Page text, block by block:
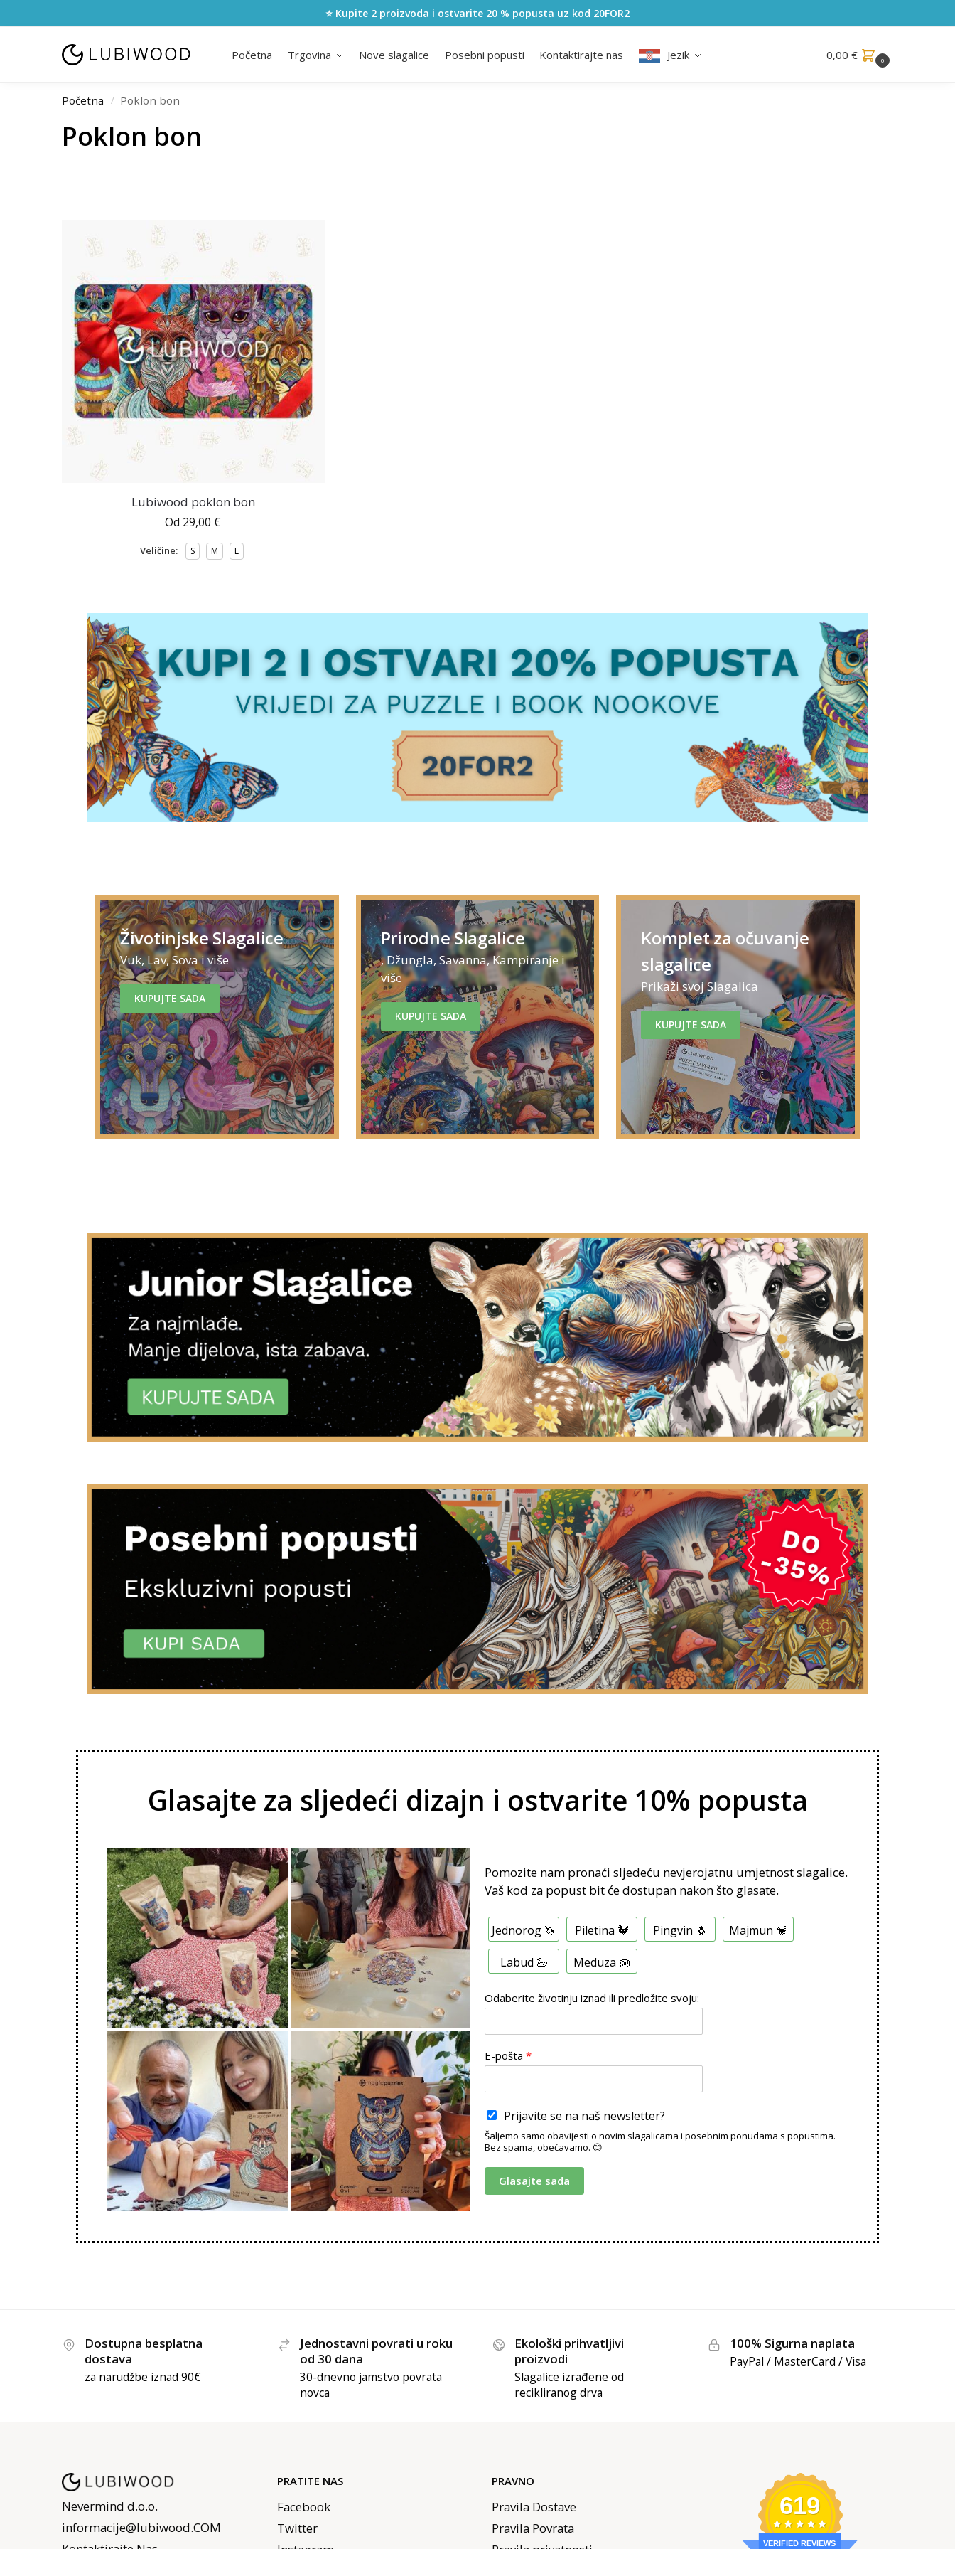
⭐ Kupite 2 proizvoda i ostvarite 20 % popusta uz kod 20FOR2
Početna Trgovina Nove slagalice Posebni popusti Kontaktirajte nas Jezik 0,00 € 0
Početna / Poklon bon
Poklon bon
Lubiwood poklon bon
Od 29,00 €
Veličine: S M L
Životinjske Slagalice
Vuk, Lav, Sova i više
KUPUJTE SADA
Prirodne Slagalice
, Džungla, Savanna, Kampiranje i
više
KUPUJTE SADA
Komplet za očuvanje
slagalice
Prikaži svoj Slagalica
KUPUJTE SADA
Glasajte za sljedeći dizajn i ostvarite 10% popusta
Pomozite nam pronaći sljedeću nevjerojatnu umjetnost slagalice.
Vaš kod za popust bit će dostupan nakon što glasate.
V
š
s
r
i
z
o
r
Jednorog 🦄 Piletina 🐓 Pingvin 🐧 Majmun 🐒
Labud 🦢 Meduza 🪼
Odaberite životinju iznad ili predložite svoju:
E-pošta *
Prijavite se na naš newsletter?
Šaljemo samo obavijesti o novim slagalicama i posebnim ponudama s popustima.
Bez spama, obećavamo. 😊
Glasajte sada
Dostupna besplatna
dostava
za narudžbe iznad 90€
Jednostavni povrati u roku
od 30 dana
30-dnevno jamstvo povrata
novca
Ekološki prihvatljivi
proizvodi
Slagalice izrađene od
recikliranog drva
100% Sigurna naplata
PayPal / MasterCard / Visa
Nevermind d.o.o.
informacije@lubiwood.COM
PRATITE NAS
Facebook
Twitter
PRAVNO
Pravila Dostave
Pravila Povrata
619
VERIFIED REVIEWS